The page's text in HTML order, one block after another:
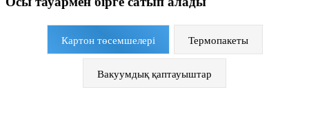
Картон төсемшелері Термопакеты
Вакуумдық қаптауыштар